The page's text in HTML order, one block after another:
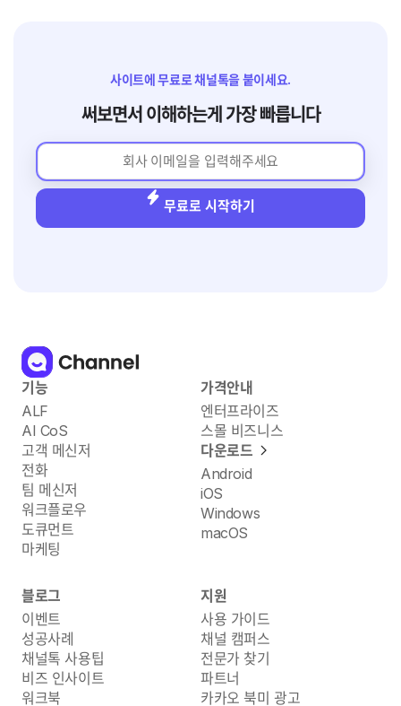
사이트에 무료로 채널톡을 붙이세요.
써보면서 이해하는게 가장 빠릅니다
무료로 시작하기
기능
ALF
AI CoS
고객 메신저
전화
팀 메신저
워크플로우
도큐먼트
마케팅
가격안내
엔터프라이즈
스몰 비즈니스
다운로드
Android
iOS
Windows
macOS
블로그
이벤트
성공사례
채널톡 사용팁
비즈 인사이트
워크북
지원
사용 가이드
채널 캠퍼스
전문가 찾기
파트너
카카오 북미 광고